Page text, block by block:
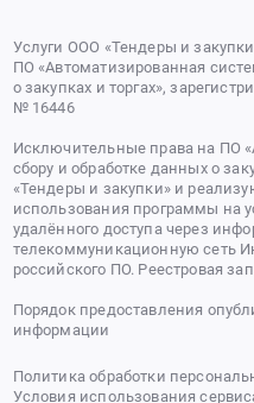
Услуги ООО «Тендеры и
ПО «Автоматизированная
о закупках и торгах»,
№ 16446
Исключительные права на ПО
сбору и обработке данных о
«Тендеры и закупки» и
использования программы на
удалённого доступа через
телекоммуникационную сеть
российского ПО. Реестровая
Порядок предоставления
информации
Политика обработки
Условия использования